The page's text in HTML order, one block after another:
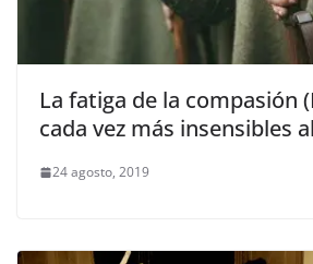
La fatiga de la compasión
cada vez más insensibles
24 agosto, 2019